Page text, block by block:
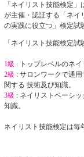
「ネイリスト技能検定
が主催・認証する「ネイ
の実践に役立つ」検定試
「ネイリスト技能検定試
1級 : トップレベルのネ
2級 : サロンワークで通
関する 技術及び知識。
3級 : ネイリストベーシ
知識。
ネイリスト技能検定は毎